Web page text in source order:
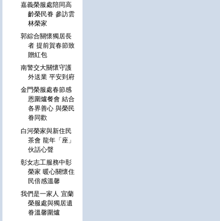
嘉義榮服處陪同高
齡榮民眷 參訪雲
林榮家
郭綜合關懷獨居長
者 提前賀春節致
贈紅包
南警交大關懷守護
外送業 平安到府
金門榮服處春節感
恩圍爐餐會 結合
各界善心 與榮民
眷同歡
白河榮家與新住民
茶會 龍年「座」
伙話心聲
彰女志工服務中彰
榮家 暖心關懷住
民倍感溫馨
我們是一家人 宜蘭
榮服處與獨居遺
眷溫馨圍爐